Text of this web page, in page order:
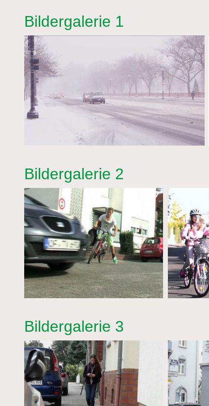
Bildergalerie 1
Bildergalerie 2
Bildergalerie 3